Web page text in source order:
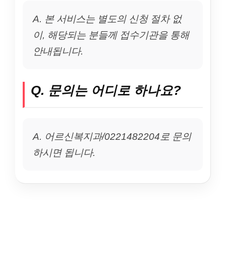
A. 본 서비스는 별도의 신청 절차 없
이, 해당되는 분들께 접수기관을 통해
안내됩니다.
Q. 문의는 어디로 하나요?
A. 어르신복지과/0221482204로 문의
하시면 됩니다.